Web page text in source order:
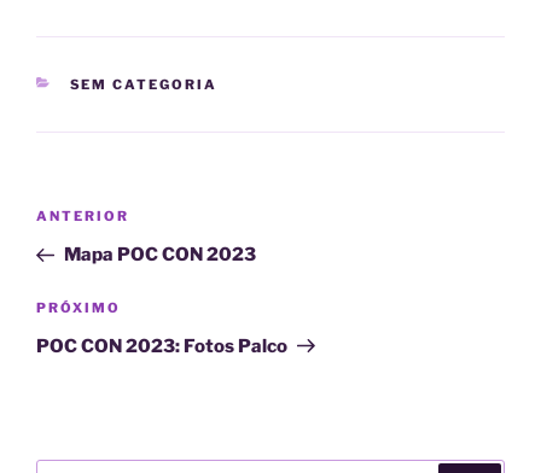
CATEGORIAS
SEM CATEGORIA
Navegação
Post
Post
anterior
ANTERIOR
Mapa POC CON 2023
Próximo
post
PRÓXIMO
POC CON 2023: Fotos Palco